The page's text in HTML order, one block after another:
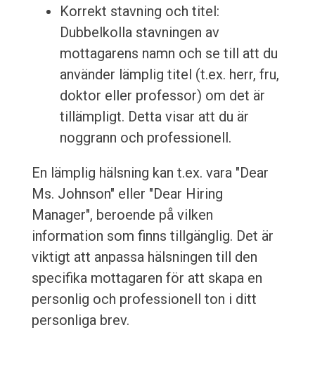
Korrekt stavning och titel:
Dubbelkolla stavningen av
mottagarens namn och se till att du
använder lämplig titel (t.ex. herr, fru,
doktor eller professor) om det är
tillämpligt. Detta visar att du är
noggrann och professionell.
En lämplig hälsning kan t.ex. vara "Dear
Ms. Johnson" eller "Dear Hiring
Manager", beroende på vilken
information som finns tillgänglig. Det är
viktigt att anpassa hälsningen till den
specifika mottagaren för att skapa en
personlig och professionell ton i ditt
personliga brev.